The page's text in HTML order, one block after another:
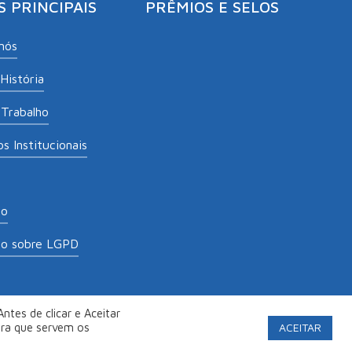
PRINCIPAIS
Institucionais
sobre LGPD
PRÊMIOS E SELOS
. Política de Privacidade
de clicar e Aceitar
que servem os
ACEITAR